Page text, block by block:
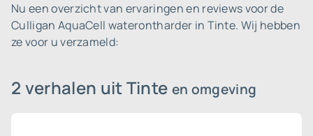
Nu een overzicht van ervaringen en reviews voor de
Culligan AquaCell waterontharder in Tinte. Wij hebben
ze voor u verzameld:
2 verhalen uit Tinte en omgeving